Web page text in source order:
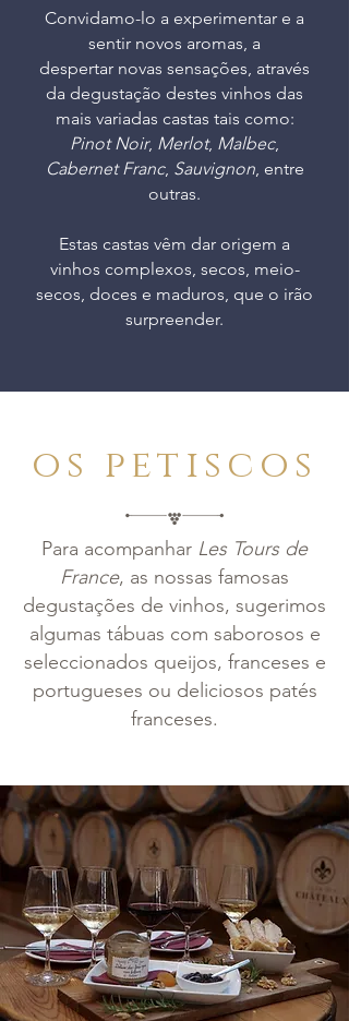
Convidamo-lo a experimentar e a
sentir novos aromas, a
despertar novas sensações, através
da degustação destes vinhos das
mais variadas castas tais como:
Pinot Noir, Merlot, Malbec,
Cabernet Franc, Sauvignon, entre
outras.
Estas castas vêm dar origem a
vinhos complexos, secos, meio-
secos, doces e maduros, que o irão
surpreender.
os petiscos
Para acompanhar Les Tours de
France, as nossas famosas
degustações de vinhos, sugerimos
algumas tábuas com saborosos e
seleccionados queijos, franceses e
portugueses ou deliciosos patés
franceses.